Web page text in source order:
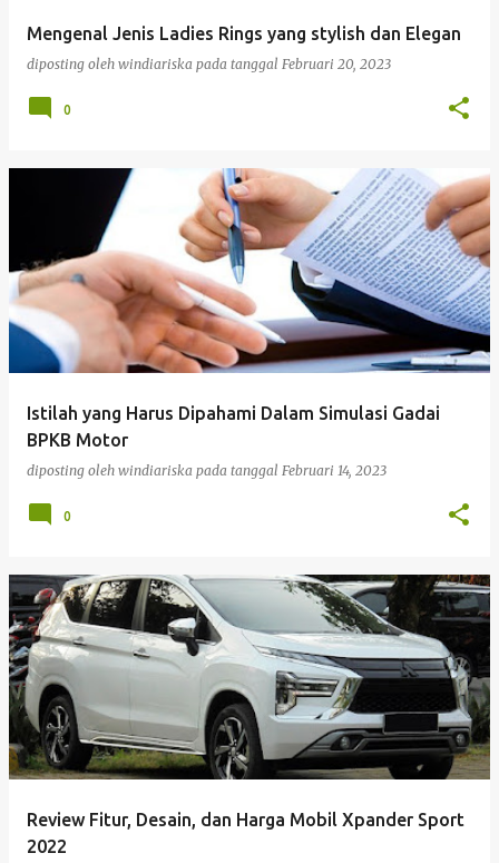
Mengenal Jenis Ladies Rings yang stylish dan Elegan
diposting oleh windiariska pada tanggal Februari 20, 2023
0
Istilah yang Harus Dipahami Dalam Simulasi Gadai
BPKB Motor
diposting oleh windiariska pada tanggal Februari 14, 2023
0
Review Fitur, Desain, dan Harga Mobil Xpander Sport
2022